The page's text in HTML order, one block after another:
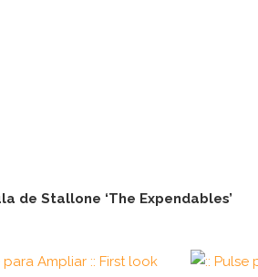
de Stallone ‘The Expendables’